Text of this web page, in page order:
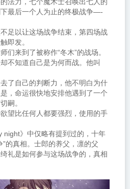
最后一个人为止的终极战争—-
足以让这场战争结束，第四场战
即发。
们来到了被称作“冬木”的战场。
不知道自己是为何而战。他叫
了自己的判断力，他不明白为什
，命运很快地安排他遇到了一个
嗣。
望比任何人都要强烈，使用的手
night》中仅略有提到过的，十年
的真相。士郎的养父，凛的父
礼是如何参与这场战争的，真相